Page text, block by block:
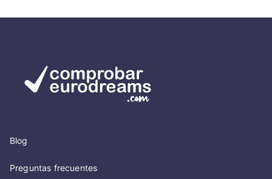
Blog
Preguntas frecuentes